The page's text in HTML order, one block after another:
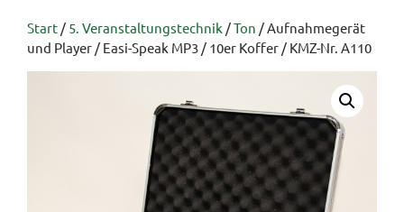
Start / 5. Veranstaltungstechnik /Ton / Aufnahmegerät
und Player / Easi-Speak MP3 / 10er Koffer / KMZ-Nr. A110